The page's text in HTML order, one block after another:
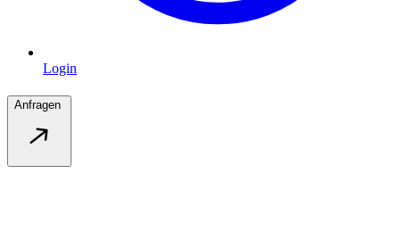
Login
Anfragen